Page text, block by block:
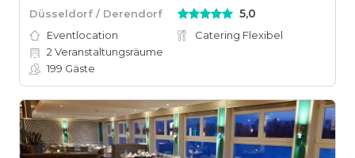
Düsseldorf / Derendorf 5,0
Eventlocation
Catering Flexibel
2 Veranstaltungsräume
199 Gäste